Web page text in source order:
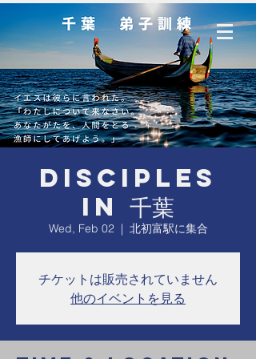
Disciples
in 千葉
Wed, Feb 02
  |
北初富駅に集合
チケットは販売されていません
他のイベントを見る